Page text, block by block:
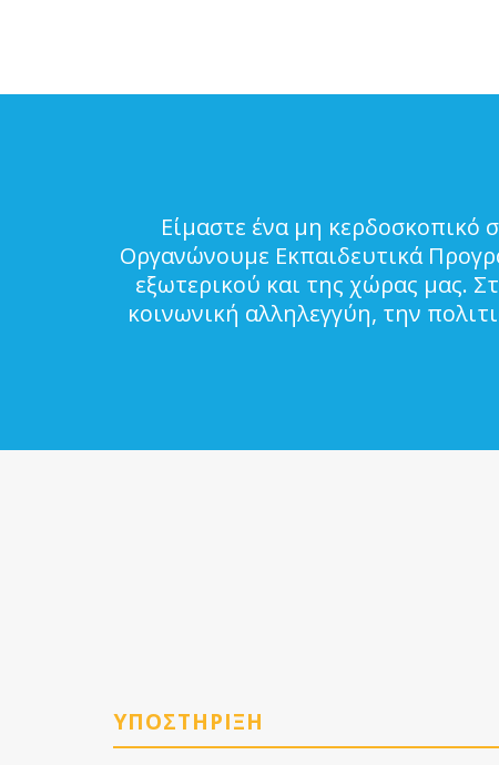
Είμαστε ένα μη
Οργανώνουμε Εκπαιδευτικά
εξωτερικού και της χώρας μας.
κοινωνική αλληλεγγύη, την
ΥΠΟΣΤΗΡΙΞΗ